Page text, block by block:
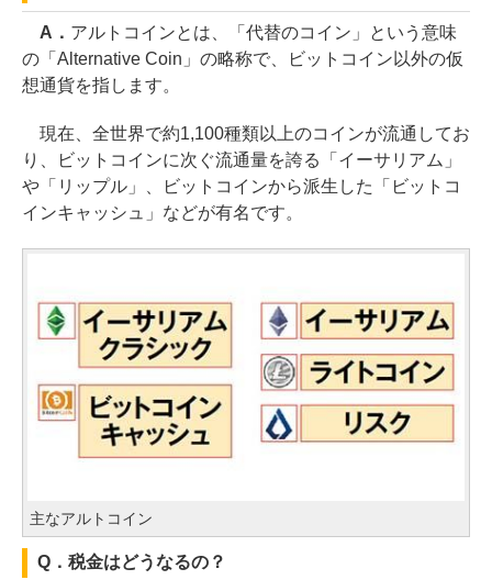
A． アルトコインとは、「代替のコイン」という意味
の「Alternative Coin」の略称で、ビットコイン以外の仮
想通貨を指します。
現在、全世界で約1,100種類以上のコインが流通してお
り、ビットコインに次ぐ流通量を誇る「イーサリアム」
や「リップル」、ビットコインから派生した「ビットコ
インキャッシュ」などが有名です。
主なアルトコイン
Q．税金はどうなるの？